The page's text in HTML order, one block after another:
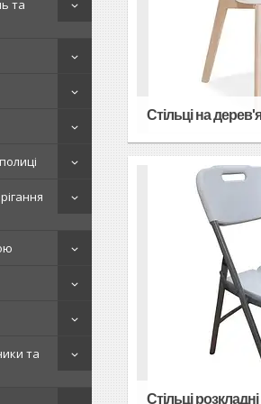
та
та
Стільці на
Стільці розкладні